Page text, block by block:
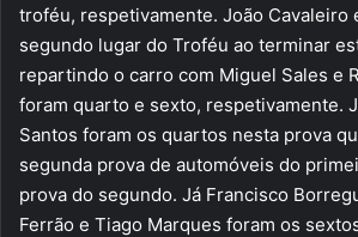
troféu, respetivamente. João Cavaleiro
segundo lugar do Troféu ao terminar
repartindo o carro com Miguel Sales e
foram quarto e sexto, respetivamente.
Santos foram os quartos nesta prova
segunda prova de automóveis do
prova do segundo. Já Francisco
Ferrão e Tiago Marques foram os